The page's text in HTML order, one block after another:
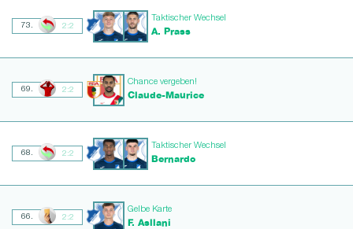
73. 2:2
Taktischer Wechsel
A. Prass
69. 2:2
Chance vergeben!
Claude-Maurice
68. 2:2
Taktischer Wechsel
Bernardo
66. 2:2
Gelbe Karte
F. Asllani